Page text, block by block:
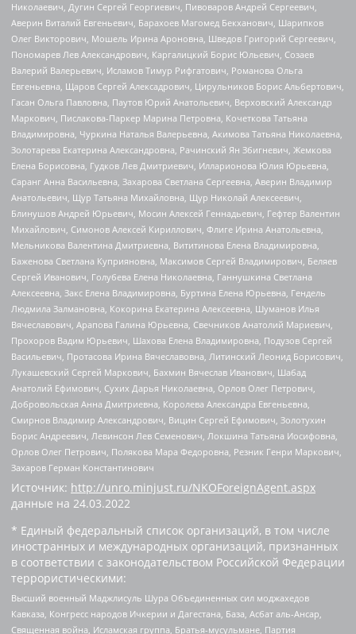
Николаевич, Дугин Сергей Георгиевич, Пивоваров Андрей Сергеевич,
Аверин Виталий Евгеньевич, Барахоев Магомед Бекханович, Шарипков
Олег Викторович, Мошель Ирина Ароновна, Шведов Григорий Сергеевич,
Пономарев Лев Александрович, Каргалицкий Борис Юльевич, Созаев
Валерий Валерьевич, Исламов Тимур Рифгатович, Романова Ольга
Евгеньевна, Щаров Сергей Алексадрович, Цирульников Борис Альбертович,
Гасан Ольга Павловна, Паутов Юрий Анатольевич, Верховский Александр
Маркович, Пислакова-Паркер Марина Петровна, Кочеткова Татьяна
Владимировна, Чуркина Наталья Валерьевна, Акимова Татьяна Николаевна,
Золотарева Екатерина Александровна, Рачинский Ян Збигневич, Жемкова
Елена Борисовна, Гудков Лев Дмитриевич, Илларионова Юлия Юрьевна,
Саранг Анна Васильевна, Захарова Светлана Сергеевна, Аверин Владимир
Анатольевич, Щур Татьяна Михайловна, Щур Николай Алексеевич,
Блинушов Андрей Юрьевич, Мосин Алексей Геннадьевич, Гефтер Валентин
Михайлович, Симонов Алексей Кириллович, Флиге Ирина Анатольевна,
Мельникова Валентина Дмитриевна, Вититинова Елена Владимировна,
Баженова Светлана Куприяновна, Максимов Сергей Владимирович, Беляев
Сергей Иванович, Голубева Елена Николаевна, Ганнушкина Светлана
Алексеевна, Закс Елена Владимировна, Буртина Елена Юрьевна, Гендель
Людмила Залмановна, Кокорина Екатерина Алексеевна, Шуманов Илья
Вячеславович, Арапова Галина Юрьевна, Свечников Анатолий Мариевич,
Прохоров Вадим Юрьевич, Шахова Елена Владимировна, Подузов Сергей
Васильевич, Протасова Ирина Вячеславовна, Литинский Леонид Борисович,
Лукашевский Сергей Маркович, Бахмин Вячеслав Иванович, Шабад
Анатолий Ефимович, Сухих Дарья Николаевна, Орлов Олег Петрович,
Добровольская Анна Дмитриевна, Королева Александра Евгеньевна,
Смирнов Владимир Александрович, Вицин Сергей Ефимович, Золотухин
Борис Андреевич, Левинсон Лев Семенович, Локшина Татьяна Иосифовна,
Орлов Олег Петрович, Полякова Мара Федоровна, Резник Генри Маркович,
Захаров Герман Константинович
Источник: http://unro.minjust.ru/NKOForeignAgent.aspx
данные на 24.03.2022
* Единый федеральный список организаций, в том числе
иностранных и международных организаций, признанных
в соответствии с законодательством Российской Федерации
террористическими:
Высший военный Маджлисуль Шура Объединенных сил моджахедов
Кавказа, Конгресс народов Ичкерии и Дагестана, База, Асбат аль-Ансар,
Священная война, Исламская группа, Братья-мусульмане, Партия